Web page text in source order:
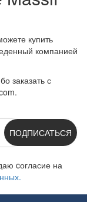
купить
компанией
заказать с
ПОДПИСАТЬСЯ
cогласие на